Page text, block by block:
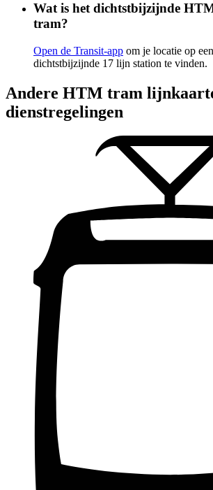
Wat is het dichtstbijzijnde
tram?
Open de Transit-app om je locatie op
dichtstbijzijnde 17 lijn station te vinden.
Andere HTM tram
dienstregelingen